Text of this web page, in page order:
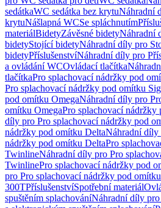
sedátkaWC sedátka bez krytuNáhradní
krytuNášlapná WCSe spláchnutím
materiálBidetyZávěsné bidetyNáhradní
bidetyStojící bidetyNáhradní díly pro
bidetyPříslušenstvíNáhradní díly pro
a ovládání WCOvládací tlačítka
tlačítkaPro splachovací nádržky pod
Pro splachovací nádržky pod omítku
pod omítku OmegaNáhradní díly pro
omítku OmegaPro splachovací nádržky
díly pro Pro splachovací nádržky pod
nádržky pod omítku DeltaNáhradní díly
nádržky pod omítku DeltaPro
TwinlineNáhradní díly pro Pro
TwinlinePro splachovací nádržky pod
pro Pro splachovací nádržky pod omítku
300TPříslušenstvíSpotřební materiál
spuštěním splachováníNáhradní díly